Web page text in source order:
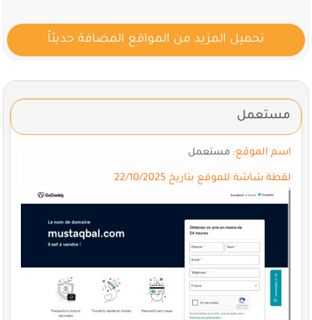
تحميل المزيد من المواقع المضافة حديثاً
مستعمل
اسم الموقع:مستعمل
لقطة شاشة للموقع بتاريخ 22/10/2025